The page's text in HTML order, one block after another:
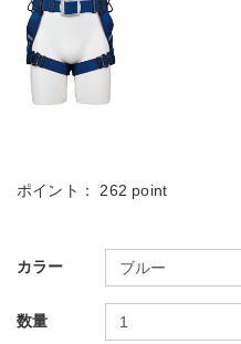
ポイント： 262 point
カラー
数量